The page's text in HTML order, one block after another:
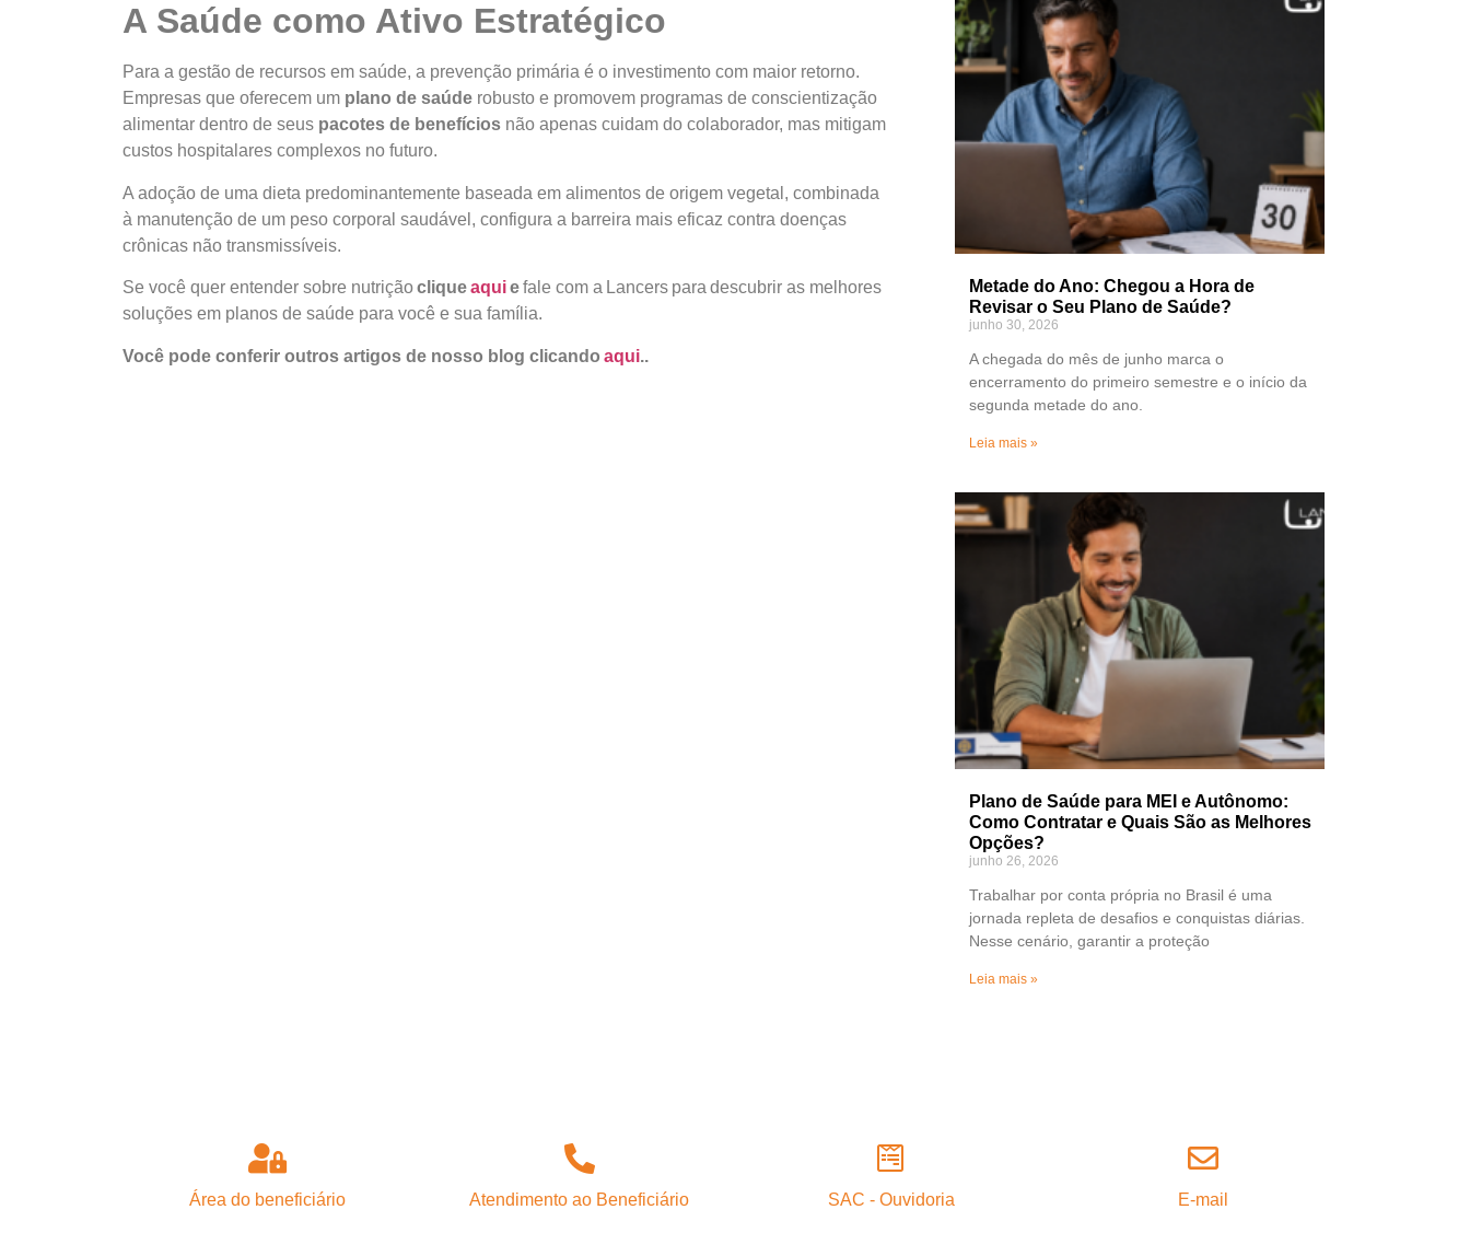
A Saúde como Ativo Estratégico
Para a gestão de recursos em saúde, a prevenção primária é o investimento com maior retorno.
Empresas que oferecem um plano de saúde robusto e promovem programas de conscientização
alimentar dentro de seus pacotes de benefícios não apenas cuidam do colaborador, mas mitigam
custos hospitalares complexos no futuro.
A adoção de uma dieta predominantemente baseada em alimentos de origem vegetal, combinada
à manutenção de um peso corporal saudável, configura a barreira mais eficaz contra doenças
crônicas não transmissíveis.
Se você quer entender sobre nutriçãocliqueaquiefale com a Lancers para descubrir as melhores
soluções em planos de saúde para você e sua família.
Você pode conferir outros artigos de nosso blog clicando aqui..
Metade do Ano: Chegou a Hora de
Revisar o Seu Plano de Saúde?
junho 30, 2026
A chegada do mês de junho marca o
encerramento do primeiro semestre e o início da
segunda metade do ano.
Leia mais »
Plano de Saúde para MEI e Autônomo:
Como Contratar e Quais São as Melhores
Opções?
junho 26, 2026
Trabalhar por conta própria no Brasil é uma
jornada repleta de desafios e conquistas diárias.
Nesse cenário, garantir a proteção
Leia mais »
Área do beneficiário Atendimento ao Beneficiário SAC - Ouvidoria E-mail